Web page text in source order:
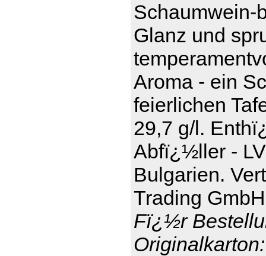
Schaumwein-
Glanz und
Aroma - ein
feierlichen
29,7 g/l.
Abfï¿½ller -
Bulgarien.
Trading
Fï¿½r
Originalkarton: